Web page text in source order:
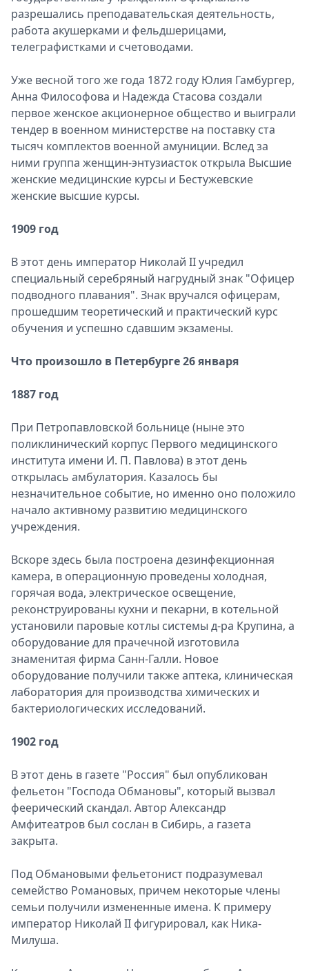
разрешались преподавательская деятельность,
работа акушерками и фельдшерицами,
телеграфистками и счетоводами.
Уже весной того же года 1872 году Юлия Гамбургер,
Анна Философова и Надежда Стасова создали
первое женское акционерное общество и выиграли
тендер в военном министерстве на поставку ста
тысяч комплектов военной амуниции. Вслед за
ними группа женщин-энтузиасток открыла Высшие
женские медицинские курсы и Бестужевские
женские высшие курсы.
1909 год
В этот день император Николай II учредил
специальный серебряный нагрудный знак "Офицер
подводного плавания". Знак вручался офицерам,
прошедшим теоретический и практический курс
обучения и успешно сдавшим экзамены.
Что произошло в Петербурге 26 января
1887 год
При Петропавловской больнице (ныне это
поликлинический корпус Первого медицинского
института имени И. П. Павлова) в этот день
открылась амбулатория. Казалось бы
незначительное событие, но именно оно положило
начало активному развитию медицинского
учреждения.
Вскоре здесь была построена дезинфекционная
камера, в операционную проведены холодная,
горячая вода, электрическое освещение,
реконструированы кухни и пекарни, в котельной
установили паровые котлы системы д-ра Крупина, а
оборудование для прачечной изготовила
знаменитая фирма Санн-Галли. Новое
оборудование получили также аптека, клиническая
лаборатория для производства химических и
бактериологических исследований.
1902 год
В этот день в газете "Россия" был опубликован
фельетон "Господа Обмановы", который вызвал
феерический скандал. Автор Александр
Амфитеатров был сослан в Сибирь, а газета
закрыта.
Под Обмановыми фельетонист подразумевал
семейство Романовых, причем некоторые члены
семьи получили измененные имена. К примеру
император Николай II фигурировал, как Ника-
Милуша.